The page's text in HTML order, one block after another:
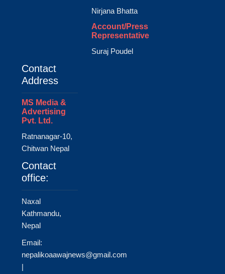
Nirjana Bhatta
Account/Press
Representative
Suraj Poudel
Contact
Address
MS Media &
Advertising
Pvt. Ltd.
Ratnanagar-10,
Chitwan Nepal
Contact
office:
Naxal
Kathmandu,
Nepal
Email:
nepalikoaawajnews@gmail.com
|